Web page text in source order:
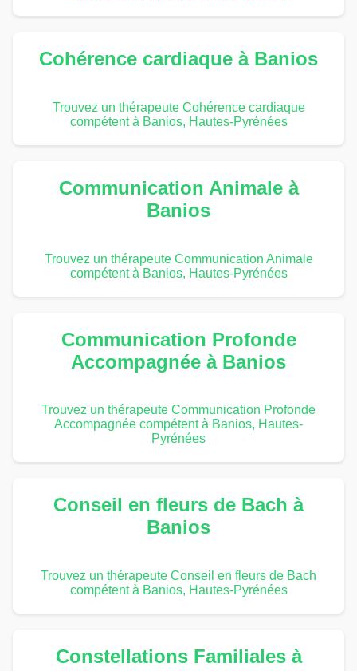
Cohérence cardiaque à Banios
Trouvez un thérapeute Cohérence cardiaque
compétent à Banios, Hautes-Pyrénées
Communication Animale à
Banios
Trouvez un thérapeute Communication Animale
compétent à Banios, Hautes-Pyrénées
Communication Profonde
Accompagnée à Banios
Trouvez un thérapeute Communication Profonde
Accompagnée compétent à Banios, Hautes-
Pyrénées
Conseil en fleurs de Bach à
Banios
Trouvez un thérapeute Conseil en fleurs de Bach
compétent à Banios, Hautes-Pyrénées
Constellations Familiales à